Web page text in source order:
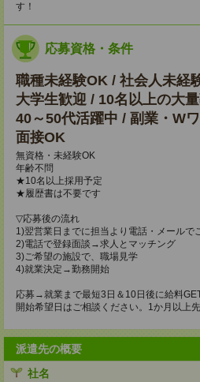
す！
応募資格・条件
職種未経験OK / 社会人未経
大学生歓迎 / 10名以上の大
40～50代活躍中 / 副業・W
面接OK
無資格・未経験OK
年齢不問
★10名以上採用予定
★履歴書は不要です
▽応募後の流れ
1)翌営業日までに担当より電話・メールで
2)電話で登録面談→求人とマッチング
3)ご希望の施設で、職場見学
4)就業決定→勤務開始
応募→就業まで最短3日＆10日後に給料
開始希望日はご相談ください。1か月以上
派遣先の概要
社名